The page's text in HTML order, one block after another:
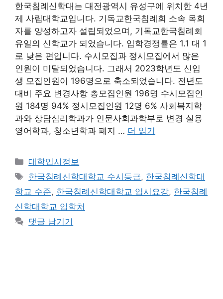
한국침례신학대는 대전광역시 유성구에 위치한 4년
제 사립대학교입니다. 기독교한국침례회 소속 목회
자를 양성하고자 설립되었으며, 기독교한국침례회
유일의 신학교가 되었습니다. 입학경쟁률은 1.1 대 1
로 낮은 편입니다. 수시모집과 정시모집에서 많은
인원이 미달되었습니다. 그래서 2023학년도 신입
생 모집인원이 196명으로 축소되었습니다. 전년도
대비 주요 변경사항 총모집인원 196명 수시모집인
원 184명 94% 정시모집인원 12명 6% 사회복지학
과와 상담심리학과가 인문사회과학부로 변경 실용
영어학과, 청소년학과 폐지 … 더 읽기
카
테
리
대학입시정보
태
그
한국침례신학대학교 수시등급, 한국침례신학대
학교 수준, 한국침례신학대학교 입시요강, 한국침례
신학대학교 입학처
댓글 남기기